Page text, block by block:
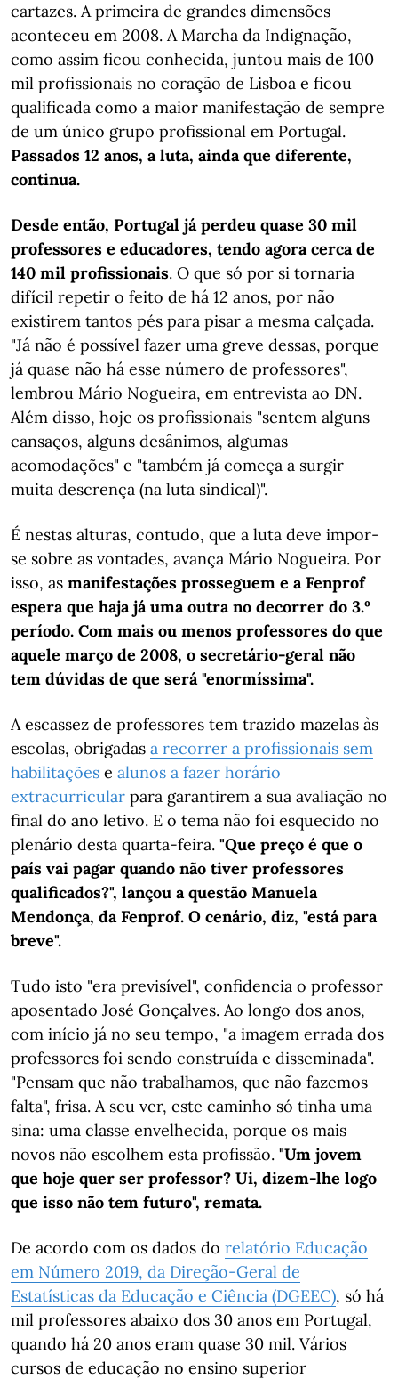
cartazes. A primeira de grandes dimensões
aconteceu em 2008. A Marcha da Indignação,
como assim ficou conhecida, juntou mais de 100
mil profissionais no coração de Lisboa e ficou
qualificada como a maior manifestação de sempre
de um único grupo profissional em Portugal.
Passados 12 anos, a luta, ainda que diferente,
continua.
Desde então, Portugal já perdeu quase 30 mil
professores e educadores, tendo agora cerca de
140 mil profissionais. O que só por si tornaria
difícil repetir o feito de há 12 anos, por não
existirem tantos pés para pisar a mesma calçada.
"Já não é possível fazer uma greve dessas, porque
já quase não há esse número de professores",
lembrou Mário Nogueira, em entrevista ao DN.
Além disso, hoje os profissionais "sentem alguns
cansaços, alguns desânimos, algumas
acomodações" e "também já começa a surgir
muita descrença (na luta sindical)".
É nestas alturas, contudo, que a luta deve impor-
se sobre as vontades, avança Mário Nogueira. Por
isso, as manifestações prosseguem e a Fenprof
espera que haja já uma outra no decorrer do 3.º
período. Com mais ou menos professores do que
aquele março de 2008, o secretário-geral não
tem dúvidas de que será "enormíssima".
A escassez de professores tem trazido mazelas às
escolas, obrigadas a recorrer a profissionais sem
habilitações e alunos a fazer horário
extracurricular para garantirem a sua avaliação no
final do ano letivo. E o tema não foi esquecido no
plenário desta quarta-feira. "Que preço é que o
país vai pagar quando não tiver professores
qualificados?", lançou a questão Manuela
Mendonça, da Fenprof. O cenário, diz, "está para
breve".
Tudo isto "era previsível", confidencia o professor
aposentado José Gonçalves. Ao longo dos anos,
com início já no seu tempo, "a imagem errada dos
professores foi sendo construída e disseminada".
"Pensam que não trabalhamos, que não fazemos
falta", frisa. A seu ver, este caminho só tinha uma
sina: uma classe envelhecida, porque os mais
novos não escolhem esta profissão. "Um jovem
que hoje quer ser professor? Ui, dizem-lhe logo
que isso não tem futuro", remata.
De acordo com os dados do relatório Educação
em Número 2019, da Direção-Geral de
Estatísticas da Educação e Ciência (DGEEC), só há
mil professores abaixo dos 30 anos em Portugal,
quando há 20 anos eram quase 30 mil. Vários
cursos de educação no ensino superior